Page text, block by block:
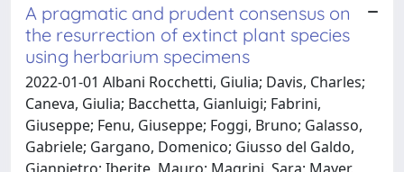
A pragmatic and prudent consensus on
the resurrection of extinct plant species
using herbarium specimens
2022-01-01 Albani Rocchetti, Giulia; Davis, Charles;
Caneva, Giulia; Bacchetta, Gianluigi; Fabrini,
Giuseppe; Fenu, Giuseppe; Foggi, Bruno; Galasso,
Gabriele; Gargano, Domenico; Giusso del Galdo,
Gianpietro; Iberite, Mauro; Magrini, Sara; Mayer,